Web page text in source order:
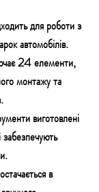
для роботи з
автомобілів.
24 елементи,
монтажу та
виготовлені
забезпечують
в